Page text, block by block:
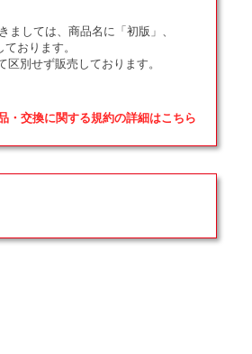
しては、商品名に「初版」、
おります。
別せず販売しております。
・交換に関する規約の詳細はこちら